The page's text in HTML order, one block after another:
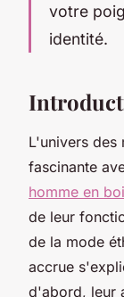
votre
identité.
L'univers des
fascinante
homme en
de leur
de la mode
accrue
d'abord, leur